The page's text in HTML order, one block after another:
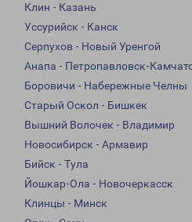
Клин - Казань
Уссурийск - Канск
Серпухов - Новый Уренгой
Анапа - Петропавловск-
Боровичи - Набережные Челны
Старый Оскол - Бишкек
Вышний Волочек - Владимир
Новосибирск - Армавир
Бийск - Тула
Йошкар-Ола - Новочеркасск
Клинцы - Минск